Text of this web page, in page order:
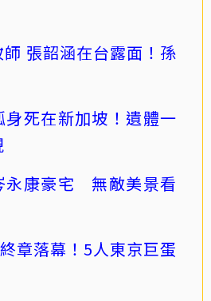
張韶涵在台露面！孫
身死在新加坡！遺體一
永康豪宅 無敵美景看
章落幕！5人東京巨蛋